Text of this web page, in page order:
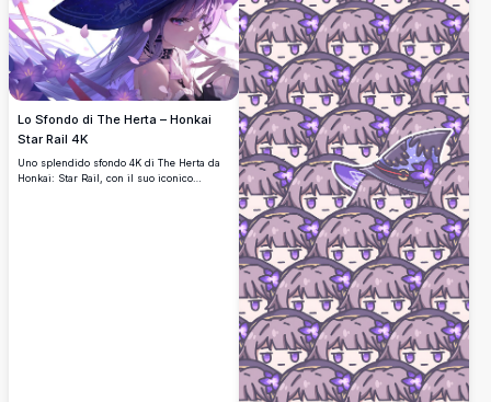
Lo Sfondo di The Herta – Honkai
Star Rail 4K
Uno splendido sfondo 4K di The Herta da
Honkai: Star Rail, con il suo iconico